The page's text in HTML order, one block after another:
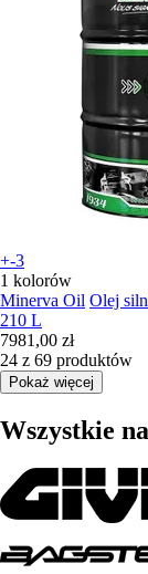
+-3
1 kolorów
Minerva Oil Olej
210 L
7981,00 zł
24 z 69 produktów
Pokaż więcej
Wszystkie